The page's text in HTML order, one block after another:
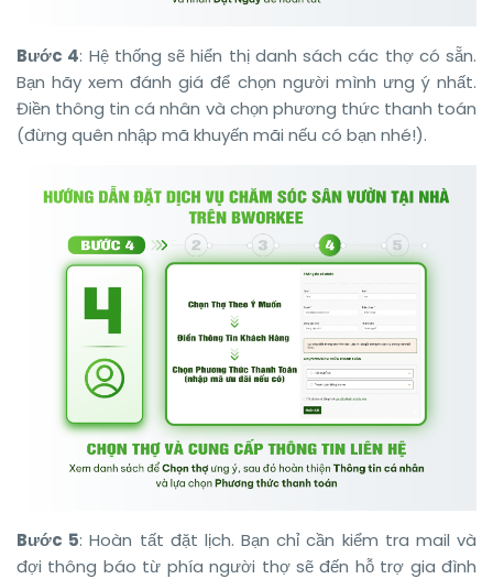
Bước 4: Hệ thống sẽ hiển thị danh sách các thợ có sẵn.
Bạn hãy xem đánh giá để chọn người mình ưng ý nhất.
Điền thông tin cá nhân và chọn phương thức thanh toán
(đừng quên nhập mã khuyến mãi nếu có bạn nhé!).
Bước 5: Hoàn tất đặt lịch. Bạn chỉ cần kiểm tra mail và
đợi thông báo từ phía người thợ sẽ đến hỗ trợ gia đình